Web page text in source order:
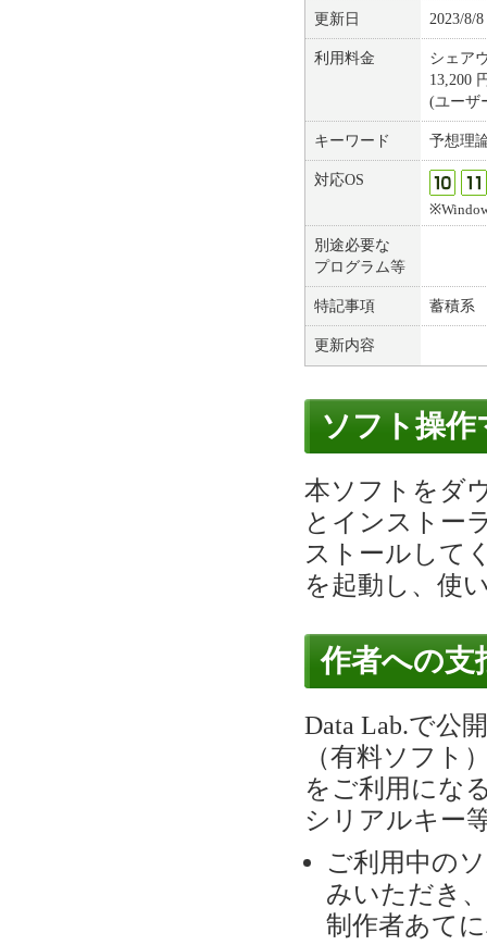
更新日 2023/8/8
利用料金
シェア
13,200
(ユーザ
キーワード 予想理
対応OS
別途必要な
プログラム等
特記事項 蓄積系
更新内容
ソフト操
本ソフトをダ
とインストー
ストールして
を起動し、使
作者への支
Data Lab.で公
（有料ソフト
をご利用にな
シリアルキー
ご利用中の
みいただき
制作者あて